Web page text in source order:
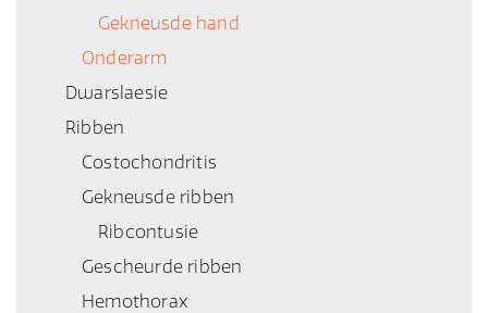
Gekneusde hand
Onderarm
Dwarslaesie
Ribben
Costochondritis
Gekneusde ribben
Ribcontusie
Gescheurde ribben
Hemothorax